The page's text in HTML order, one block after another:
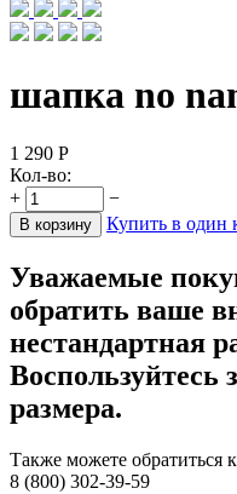
шапка no
1 290 Р
Кол-во:
+
−
В корзину Купить в один
Уважаемые
обратить ваше
нестандартная
Воспользуйтесь
размера.
Также можете обратиться
8 (800) 302-39-59